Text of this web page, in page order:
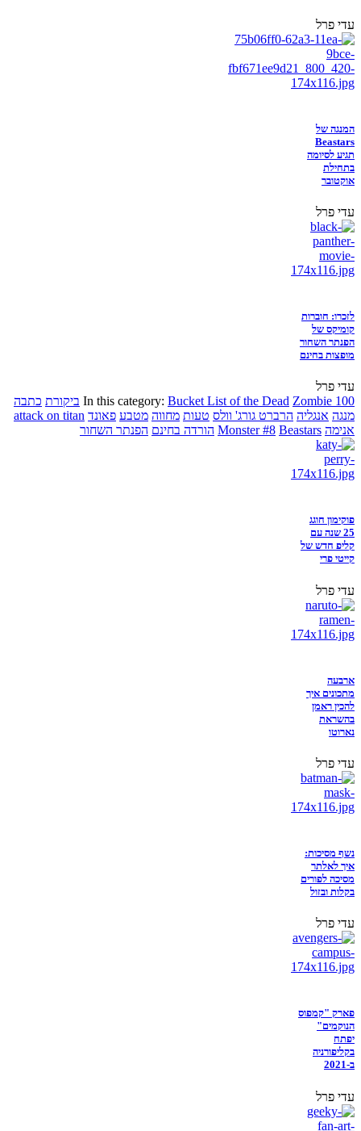
עדי פרל
המנגה של
Beastars
תגיע לסיומה
בתחילת
אוקטובר
עדי פרל
לזכרו: חוברות
קומיקס של
הפנתר השחור
מופצות בחינם
עדי פרל
In this category: Bucket List of the Dead Zombie 100 ביקורת כתבה
מנגה אנגליה הרברט גורג' וולס טעות מחווה מטבע פאונד attack on titan
אנימה
Monster #8 Beastars הורדה בחינם הפנתר השחור
פוקימון חוגג
25 שנה עם
קליפ חדש של
קייטי פרי
עדי פרל
ארבעה
מתכונים איך
להכין ראמן
בהשראת
נארוטו
עדי פרל
נשף מסיכות:
איך לאלתר
מסיכה לפורים
בקלות ובזול
עדי פרל
פארק "קמפוס
הנוקמים"
יפתח
בקליפורניה
ב-2021
עדי פרל